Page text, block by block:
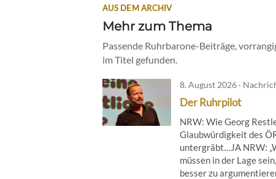
AUS DEM ARCHIV
Mehr zum Thema
Passende Ruhrbarone-Beiträge,
im Titel gefunden.
8. August 2026 ·
Der Ruhrpilot
NRW: Wie Georg
Glaubwürdigkeit des
untergräbt…JA NRW:
müssen in der Lage sein,
besser zu